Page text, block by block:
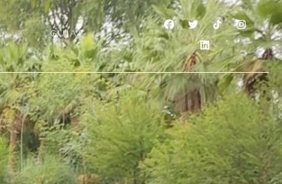
GUÍAS